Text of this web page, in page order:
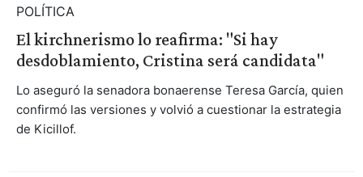
POLÍTICA
El kirchnerismo lo reafirma: "Si hay
desdoblamiento, Cristina será candidata"
Lo aseguró la senadora bonaerense Teresa García, quien
confirmó las versiones y volvió a cuestionar la estrategia
de Kicillof.